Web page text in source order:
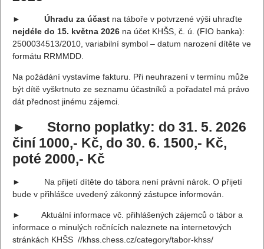
► Úhradu za účast na táboře v potvrzené výši uhraďte
nejdéle do 15. května 2026 na účet KHŠS, č. ú. (FIO banka):
2500034513/2010, variabilní symbol – datum narození dítěte ve
formátu RRMMDD.
Na požádání vystavíme fakturu. Při neuhrazení v termínu může
být dítě vyškrtnuto ze seznamu účastníků a pořadatel má právo
dát přednost jinému zájemci.
► Storno poplatky: do 31. 5. 2026
činí 1000,- Kč, do 30. 6. 1500,- Kč,
poté 2000,- Kč
► Na přijetí dítěte do tábora není právní nárok. O přijetí
bude v přihlášce uvedený zákonný zástupce informován.
► Aktuální informace vč. přihlášených zájemců o tábor a
informace o minulých ročnících naleznete na internetových
stránkách KHŠS //khss.chess.cz/category/tabor-khss/